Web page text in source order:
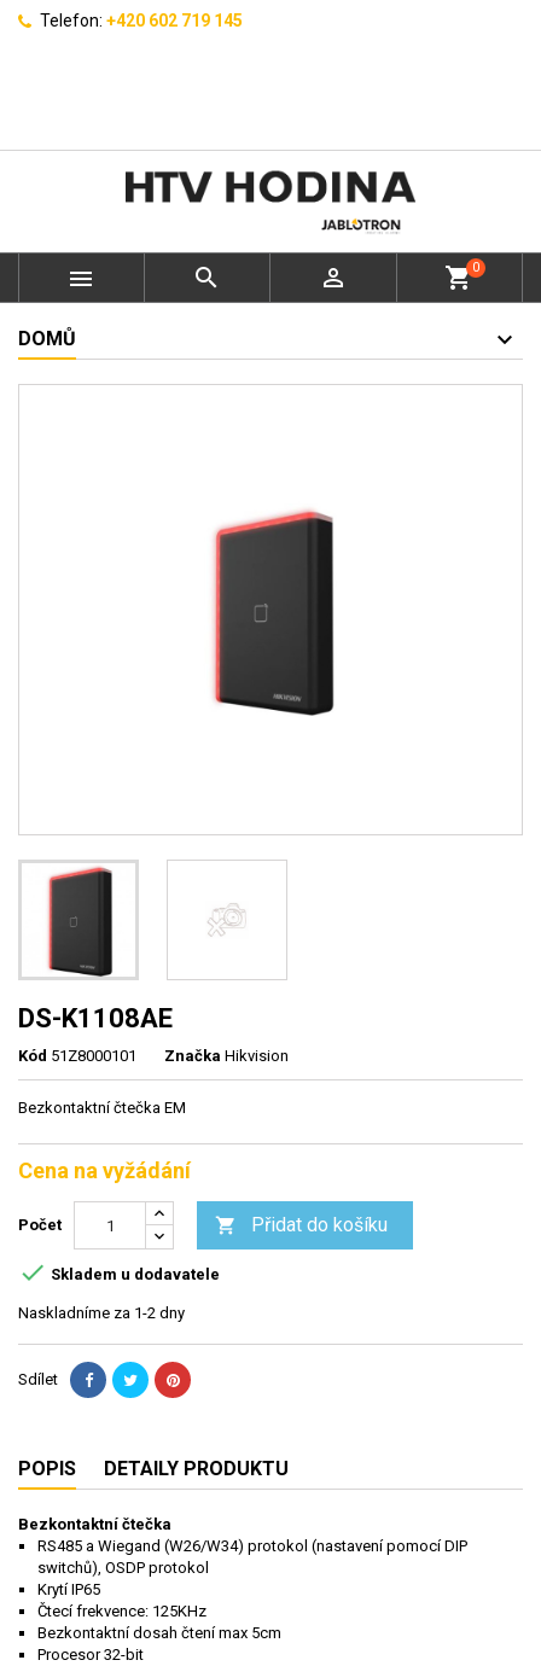
Telefon: +420 602 719 145
   shopping_cart0
DOMŮ
DS-K1108AE
Kód 51Z8000101 Značka Hikvision
Bezkontaktní čtečka EM
Cena na vyžádání
Počet  Přidat do košíku
 Skladem u dodavatele
Naskladníme za 1-2 dny
Sdílet
POPIS DETAILY PRODUKTU
Bezkontaktní čtečka
RS485 a Wiegand (W26/W34) protokol (nastavení pomocí DIP
switchů), OSDP protokol
Krytí IP65
Čtecí frekvence: 125KHz
Bezkontaktní dosah čtení max 5cm
Procesor 32-bit